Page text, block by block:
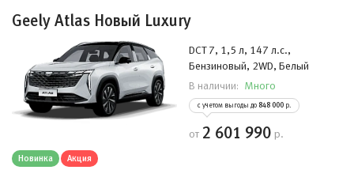
Geely Atlas Новый Luxury
DCT 7, 1,5 л, 147 л.с.,
Бензиновый, 2WD, Белый
В наличии: Много
с учетом выгоды до 848 000 р.
от 2 601 990 р.
Новинка Акция